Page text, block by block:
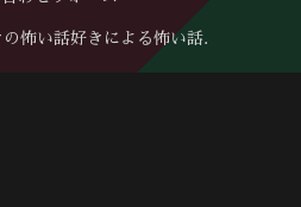
怖い話好きによる怖い話.